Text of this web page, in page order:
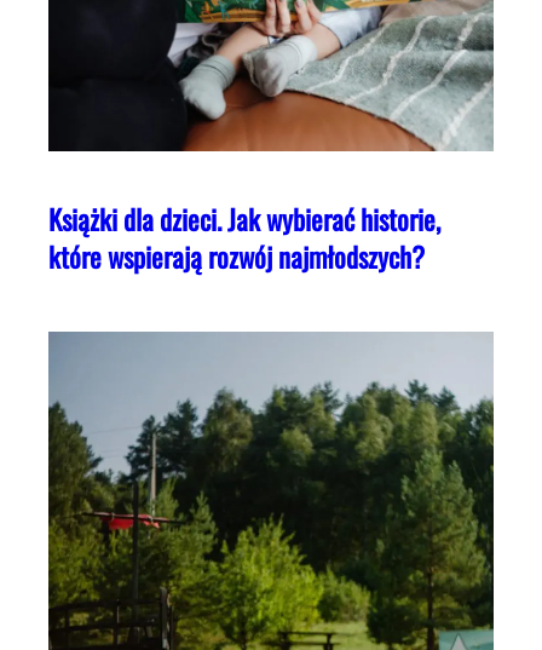
Książki dla dzieci. Jak wybierać historie,
które wspierają rozwój najmłodszych?